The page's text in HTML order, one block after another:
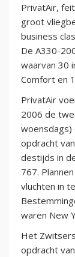
PrivatAir,
groot
business
De A330-
waarvan 30
Comfort en
PrivatAir
2006 de
opdracht
destijds in
767.
vluchten in
waren New
Het
opdracht